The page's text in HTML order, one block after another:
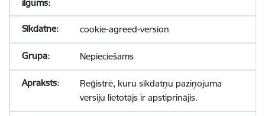
cookie-agreed-version
Nepieciešams
Reģistrē, kuru sīkdatņu paziņojuma
versiju lietotājs ir apstiprinājis.